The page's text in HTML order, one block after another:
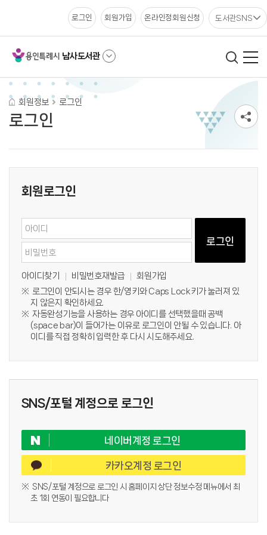
남사도서관
로그인 회원가입 온라인정회원신청 도서관SNS
회원정보 로그인
로그인
회원로그인
로그인
아이디찾기 비밀번호재발급
회원가입
로그인이 안되시는 경우 한/영키와 Caps Lock키가 눌러져 있
지 않은지 확인하세요.
자동완성기능을 사용하는 경우 아이디를 선택했을때 공백
(space bar)이 들어가는 이유로 로그인이 안될 수 있습니다. 아
이디를 직접 정확히 입력한 후 다시 시도해주세요.
SNS/포털 계정으로 로그인
네이버계정 로그인
카카오계정 로그인
SNS/포털 계정으로 로그인 시 홈페이지 상단 정보수정 메뉴에서 최
초 1회 연동이 필요합니다